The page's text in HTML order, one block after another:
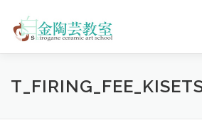
陶芸体験コース ウェディングコー